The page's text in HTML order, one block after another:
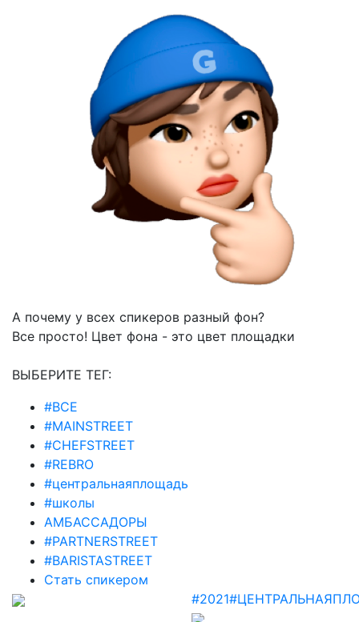
А почему у всех спикеров разный фон?
Все просто! Цвет фона - это цвет площадки
ВЫБЕРИТЕ ТЕГ:
#ВСЕ
#MAINSTREET
#CHEFSTREET
#REBRO
#центральнаяплощадь
#школы
АМБАССАДОРЫ
#PARTNERSTREET
#BARISTASTREET
Стать спикером
#2021